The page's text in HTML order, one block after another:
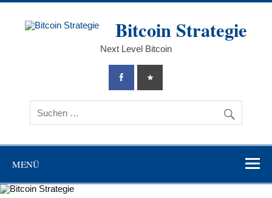
Zum
springen
Bitcoin Strategie
Next Level Bitcoin
MENÜ